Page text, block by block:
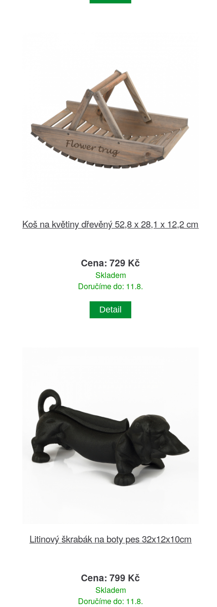
Koš na květiny dřevěný 52,8 x 28,1 x 12,2 cm
Cena: 729 Kč
Skladem
Doručíme do: 11.8.
Detail
Litinový škrabák na boty pes 32x12x10cm
Cena: 799 Kč
Skladem
Doručíme do: 11.8.